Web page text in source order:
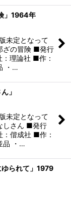
」1964年
未定となって
ざの冒険 ■発行
理論社 ■作：
・…
」
未定となって
しさん ■発行
偕成社 ■作：
品 ・…
ゆられて」1979